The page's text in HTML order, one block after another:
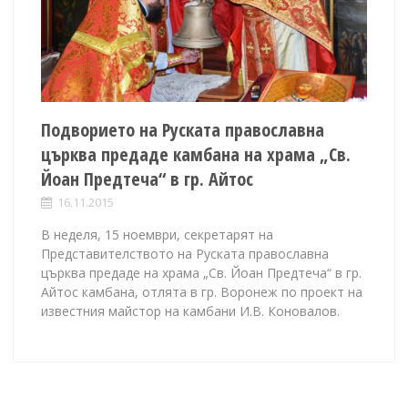
Подворието на Руската православна
църква предаде камбана на храма „Св.
Йоан Предтеча“ в гр. Айтос
16.11.2015
В неделя, 15 ноември, секретарят на
Представителството на Руската православна
църква предаде на храма „Св. Йоан Предтеча“ в гр.
Айтос камбана, отлята в гр. Воронеж по проект на
известния майстор на камбани И.В. Коновалов.